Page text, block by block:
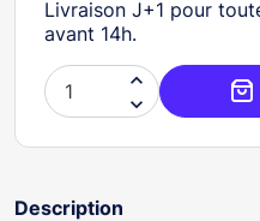
Livraison J+1 pour
avant 14h.


Description